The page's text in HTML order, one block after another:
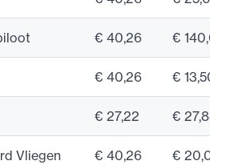
€ 40,26 € 140,00
€ 40,26 € 13,50
€ 27,22 € 27,84
Vliegen € 40,26 € 20,00